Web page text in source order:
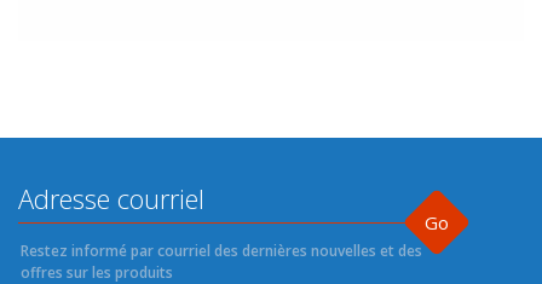
Go
Restez informé par courriel des dernières nouvelles et des
offres sur les produits